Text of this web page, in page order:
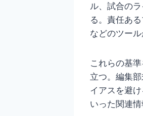
ル、試合の
る。責任あ
などのツー
これらの基
立つ。編集
イアスを避
いった関連